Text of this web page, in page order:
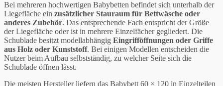
Bei mehreren hochwertigen Babybetten befindet sich unterhalb der
Liegefläche ein zusätzlicher Stauraum für Bettwäsche oder
anderes Zubehör. Das entsprechende Fach entspricht der Größe
der Liegefläche oder ist in mehrere Einzelfächer gegliedert. Die
Schublade besitzt modellabhängig Eingrifföffnungen oder Griffe
aus Holz oder Kunststoff. Bei einigen Modellen entscheiden die
Nutzer beim Aufbau selbstständig, zu welcher Seite sich die
Schublade öffnen lässt.
Die meisten Hersteller liefern das Babybett 60 × 120 in Einzelteilen